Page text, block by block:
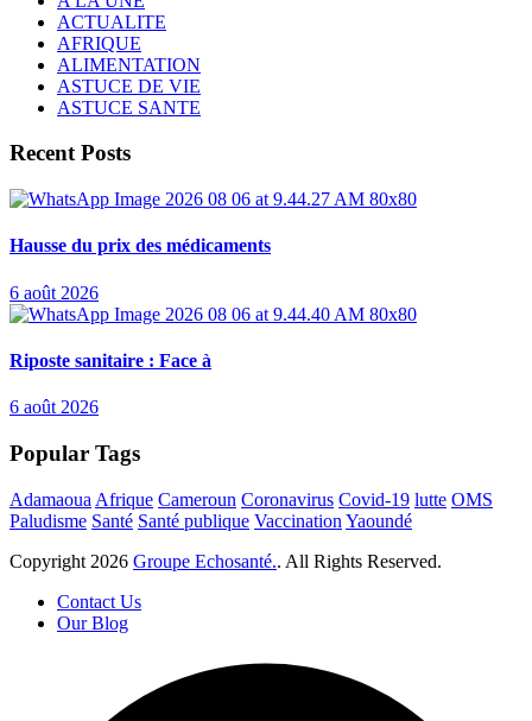
ACTUALITE
AFRIQUE
ALIMENTATION
ASTUCE DE VIE
ASTUCE SANTE
Recent Posts
Hausse du prix des médicaments
6 août 2026
Riposte sanitaire : Face à
6 août 2026
Popular Tags
Adamaoua Afrique Cameroun Coronavirus Covid-19 lutte OMS
Paludisme Santé Santé publique Vaccination Yaoundé
Copyright 2026 Groupe Echosanté.. All Rights Reserved.
Contact Us
Our Blog